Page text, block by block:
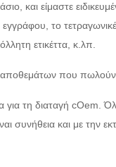
και είμαστε
το
ετικέττα, κ.λπ.
αποθεμάτων που
για τη διαταγή cOem.
συνήθεια και με την